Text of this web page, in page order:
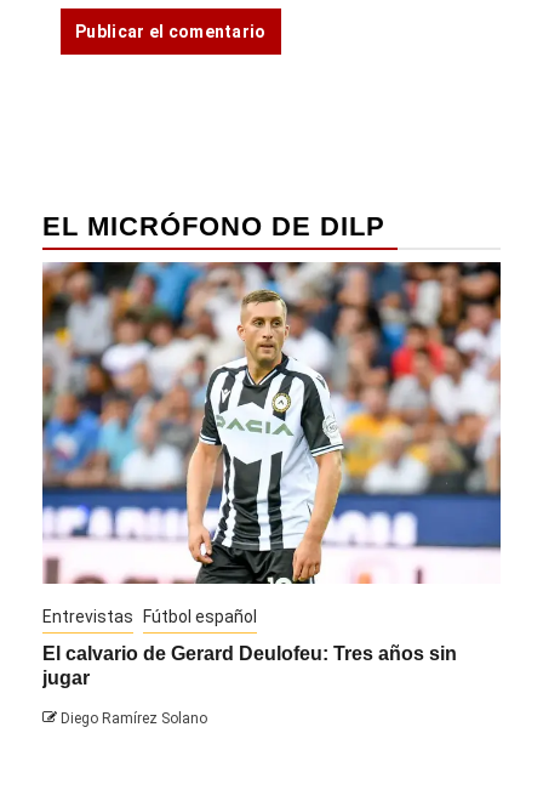
EL MICRÓFONO DE DILP
Entrevistas Fútbol español
El calvario de Gerard Deulofeu: Tres años sin
jugar
Diego Ramírez Solano